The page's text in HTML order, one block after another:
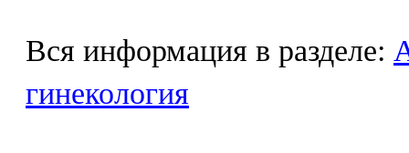
Вся информация в разделе:
гинекология